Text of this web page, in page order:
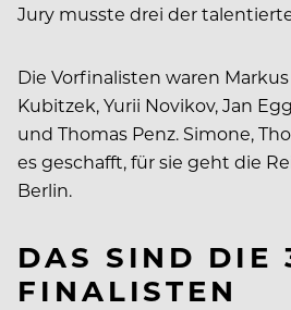
Jury musste drei der
Die Vorfinalisten waren
Kubitzek, Yurii Novikov, Jan
und Thomas Penz. Simone,
es geschafft, für sie geht die
Berlin.
DAS SIND DIE
FINALISTEN